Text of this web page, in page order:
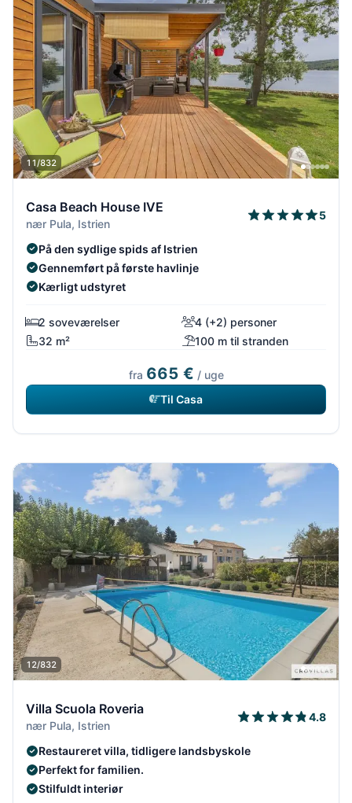
11/832
Casa Beach House IVE
nær Pula, Istrien
5
På den sydlige spids af Istrien
Gennemført på første havlinje
Kærligt udstyret
2 soveværelser
4 (+2) personer
32 m²
100 m til stranden
fra 665 € / uge
Til Casa
12/832
Villa Scuola Roveria
nær Pula, Istrien
4.8
Restaureret villa, tidligere landsbyskole
Perfekt for familien.
Stilfuldt interiør